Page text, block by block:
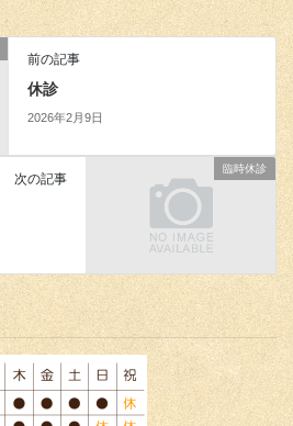
前の記事
休診
2026年2月9日
臨時休診
次の記事